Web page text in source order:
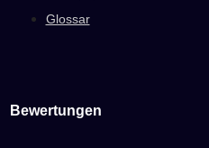
Glossar
Bewertungen